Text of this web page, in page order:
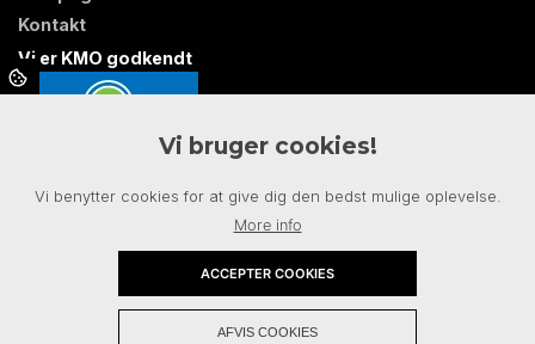
Kontakt
Vi er KMO godkendt
Vi bruger cookies!
Vi benytter cookies for at give dig den bedst mulige oplevelse.
More info
ACCEPTER COOKIES
AFVIS COOKIES